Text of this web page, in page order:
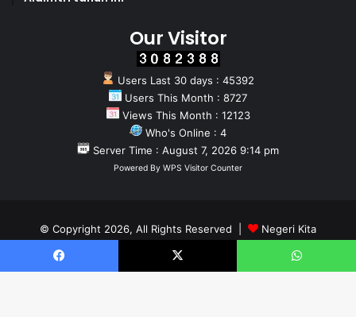
Our Visitor
Users Last 30 days : 45392
Users This Month : 8727
Views This Month : 12123
Who's Online : 4
Server Time : August 7, 2026 9:14 pm
Powered By WPS Visitor Counter
© Copyright 2026, All Rights Reserved |
Negeri Kita
About
Facebook X WhatsApp